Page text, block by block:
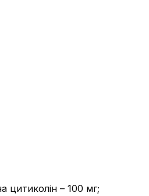
цитиколін – 100 мг;